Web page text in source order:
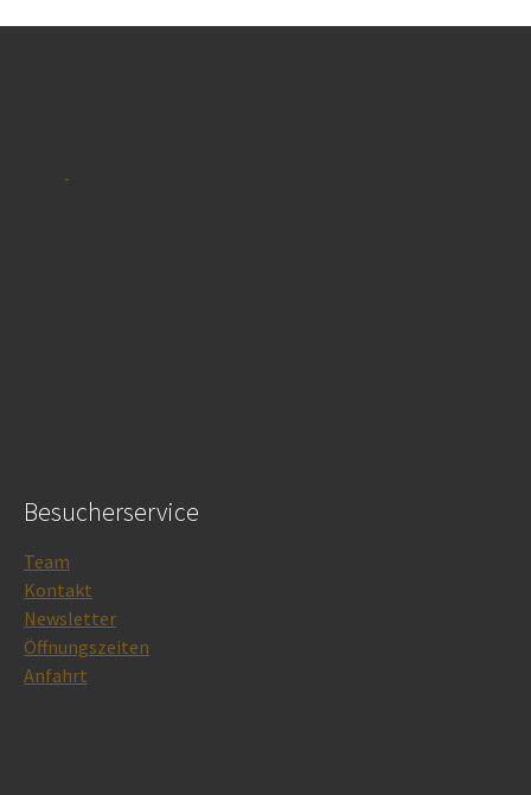
Besucherservice
Team
Kontakt
Newsletter
Öffnungszeiten
Anfahrt